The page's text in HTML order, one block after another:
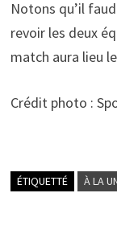
Notons qu’il
revoir les deux
match aura lieu
Crédit photo :
ÉTIQUETTÉ À LA